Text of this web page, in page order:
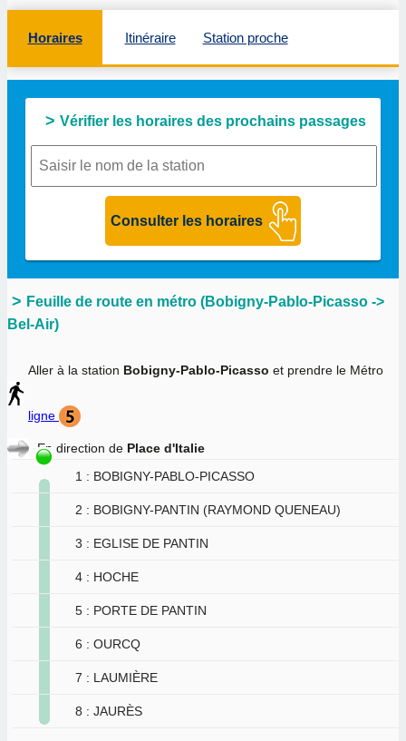
Horaires Itinéraire Station proche
Vérifier les horaires des prochains passages
Feuille de route en métro (Bobigny-Pablo-Picasso ->
Bel-Air)
Aller à la station Bobigny-Pablo-Picasso et prendre le Métro
ligne
En direction de Place d'Italie
1 : BOBIGNY-PABLO-PICASSO
2 : BOBIGNY-PANTIN (RAYMOND QUENEAU)
3 : EGLISE DE PANTIN
4 : HOCHE
5 : PORTE DE PANTIN
6 : OURCQ
7 : LAUMIÈRE
8 : JAURÈS